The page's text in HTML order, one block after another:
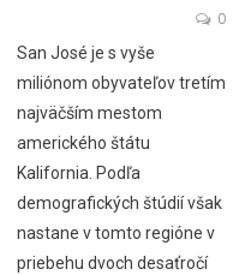
0
San José je s vyše
miliónom obyvateľov tretím
najväčším mestom
amerického štátu
Kalifornia. Podľa
demografických štúdií však
nastane v tomto regióne v
priebehu dvoch desaťročí